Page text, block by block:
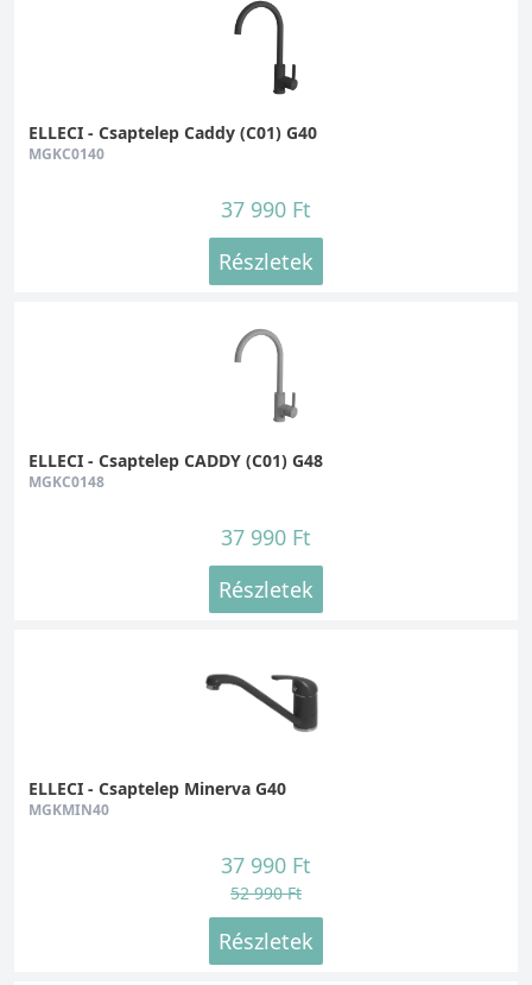
ELLECI - Csaptelep Caddy (C01) G40
MGKC0140
37 990 Ft
Részletek
ELLECI - Csaptelep CADDY (C01) G48
MGKC0148
37 990 Ft
Részletek
ELLECI - Csaptelep Minerva G40
MGKMIN40
37 990 Ft
52 990 Ft
Részletek